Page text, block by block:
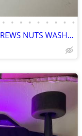
• • • • • • • • •
M8X50 PAN HEAD PHILLIPS FLAT SCREWS NUTS WASHERS ZINC YELLOW PLATED 10